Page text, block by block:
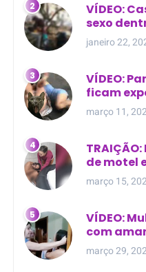
VÍDEO:
sexo
cima de
janeiro 22,
VÍDEO:
ficam
Manaus
março 11,
de motel
com
março 15,
VÍDEO:
com
março 29,